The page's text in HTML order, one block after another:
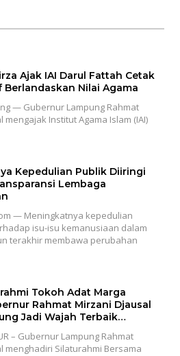
Budaya dan SDM
Ajak IAI Darul Fattah Cetak
Berlandaskan Nilai Agama
— Gubernur Lampung Rahmat
mengajak Institut Agama Islam (IAI)
Kepedulian Publik Diiringi
Lembaga
— Meningkatnya kepedulian
isu-isu kemanusiaan dalam
terakhir membawa perubahan
Tokoh Adat Marga
Rahmat Mirzani Djausal
Jadi Wajah Terbaik
– Gubernur Lampung Rahmat
menghadiri Silaturahmi Bersama